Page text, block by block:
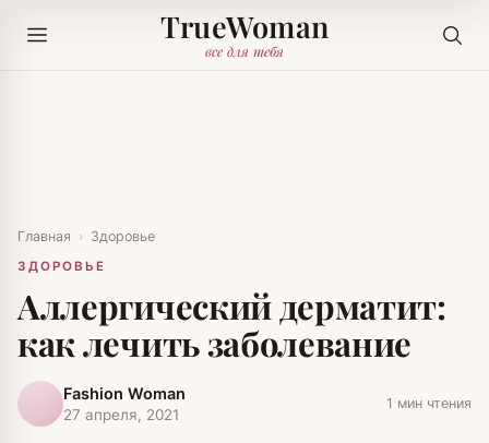
TrueWoman
все для тебя
Главная › Здоровье
ЗДОРОВЬЕ
Аллергический дерматит:
как лечить заболевание
Fashion Woman
27 апреля, 2021
1 мин чтения